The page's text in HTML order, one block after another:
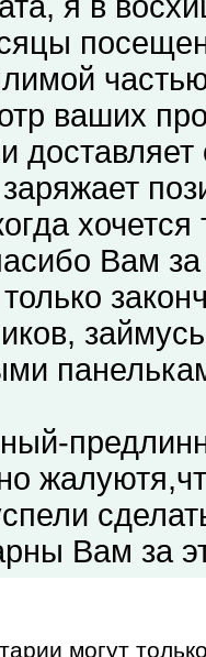
ваших
доставляет
хочется
Вам
Вам за
могут